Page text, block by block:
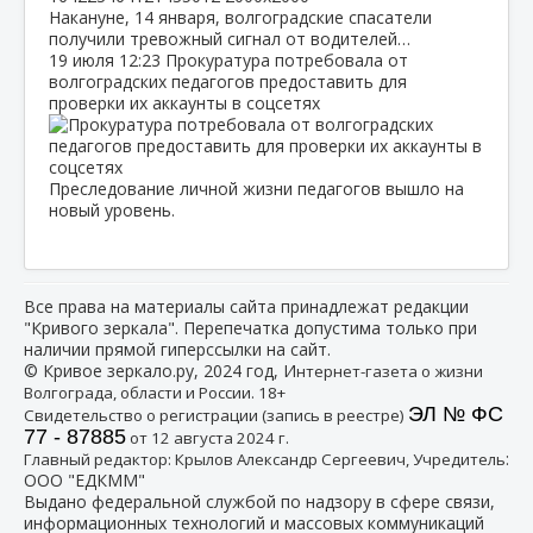
Накануне, 14 января, волгоградские спасатели
получили тревожный сигнал от водителей…
19 июля 12:23 Прокуратура потребовала от
волгоградских педагогов предоставить для
проверки их аккаунты в соцсетях
Преследование личной жизни педагогов вышло на
новый уровень.
Все права на материалы сайта принадлежат редакции
"Кривого зеркала". Перепечатка допустима только при
наличии прямой гиперссылки на сайт.
© Кривое зеркало.ру, 2024 год, Интернет-газета о жизни
Волгограда, области и России. 18+
Свидетельство о регистрации (запись в реестре) ЭЛ № ФС
77 - 87885от 12 августа 2024 г.
Главный редактор: Крылов Александр Сергеевич, Учредитель:
ООО "ЕДКММ"
Выдано федеральной службой по надзору в сфере связи,
информационных технологий и массовых коммуникаций